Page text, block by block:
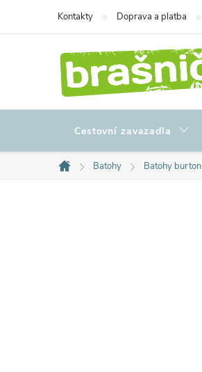
Kontakty Doprava a platba
Cestovní zavazadla
Domů
Batohy Batohy burton